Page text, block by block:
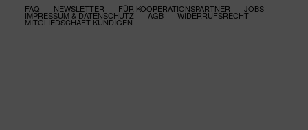
FAQ
NEWSLETTER FÜR KOOPERATIONSPARTNER JOBS
IMPRESSUM & DATENSCHUTZ AGB WIDERRUFSRECHT
MITGLIEDSCHAFT KÜNDIGEN